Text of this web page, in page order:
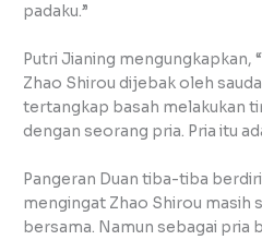
padaku.”
Putri Jianing mengungkapkan,
Zhao Shirou dijebak oleh
tertangkap basah melakukan
dengan seorang pria. Pria itu
Pangeran Duan tiba-tiba
mengingat Zhao Shirou masih
bersama. Namun sebagai pria